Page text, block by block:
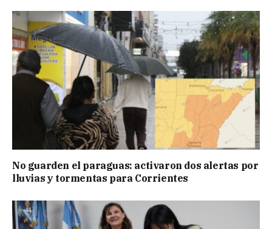
No guarden el paraguas: activaron dos alertas por
lluvias y tormentas para Corrientes